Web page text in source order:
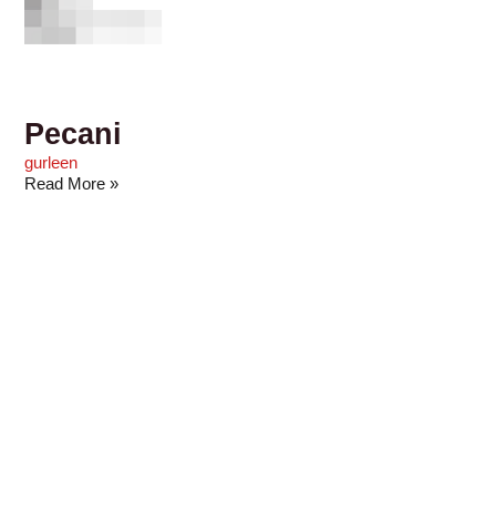
Pecani
gurleen
Read More »